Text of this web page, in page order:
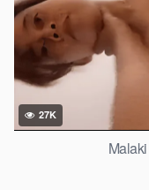
27K